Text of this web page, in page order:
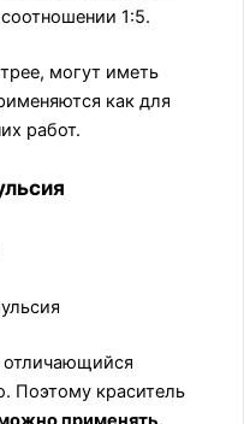
1:5.
могут иметь
как для
работ.
Поэтому краситель